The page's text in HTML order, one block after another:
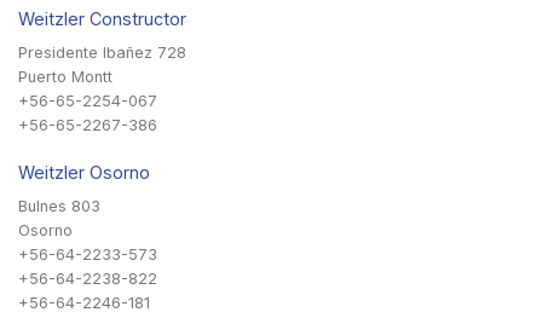
Weitzler Constructor
Presidente Ibañez 728
Puerto Montt
+56-65-2254-067
+56-65-2267-386
Weitzler Osorno
Bulnes 803
Osorno
+56-64-2233-573
+56-64-2238-822
+56-64-2246-181